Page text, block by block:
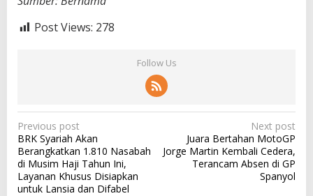
Post Views: 278
Follow Us
P
o
s
t
Previous post
BRK Syariah Akan
Berangkatkan 1.810 Nasabah
di Musim Haji Tahun Ini,
Layanan Khusus Disiapkan
untuk Lansia dan Difabel
Next post
Juara Bertahan MotoGP
Jorge Martin Kembali Cedera,
Terancam Absen di GP
Spanyol